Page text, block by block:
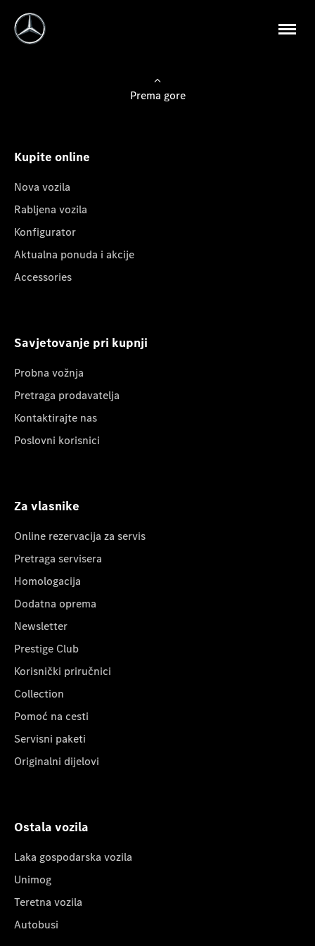
Prema gore
Kupite online
Nova vozila
Rabljena vozila
Konfigurator
Aktualna ponuda i akcije
Accessories
Savjetovanje pri kupnji
Probna vožnja
Pretraga prodavatelja
Kontaktirajte nas
Poslovni korisnici
Za vlasnike
Online rezervacija za servis
Pretraga servisera
Homologacija
Dodatna oprema
Newsletter
Prestige Club
Korisnički priručnici
Collection
Pomoć na cesti
Servisni paketi
Originalni dijelovi
Ostala vozila
Laka gospodarska vozila
Unimog
Teretna vozila
Autobusi